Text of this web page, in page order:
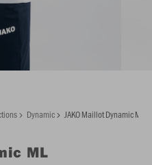
Dynamic JAKO Maillot Dynamic ML
ML